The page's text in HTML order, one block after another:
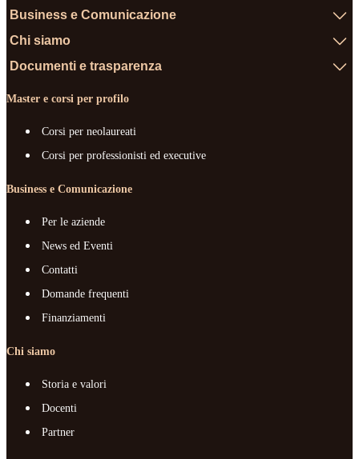
Business e Comunicazione
Chi siamo
Documenti e trasparenza
Master e corsi per profilo
Corsi per neolaureati
Corsi per professionisti ed executive
Business e Comunicazione
Per le aziende
News ed Eventi
Contatti
Domande frequenti
Finanziamenti
Chi siamo
Storia e valori
Docenti
Partner